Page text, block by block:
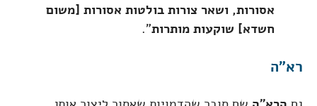
אסורות, ושאר צורות בולטות אסורות [משום
חשדא] שוקעות מותרות".
רא"ה